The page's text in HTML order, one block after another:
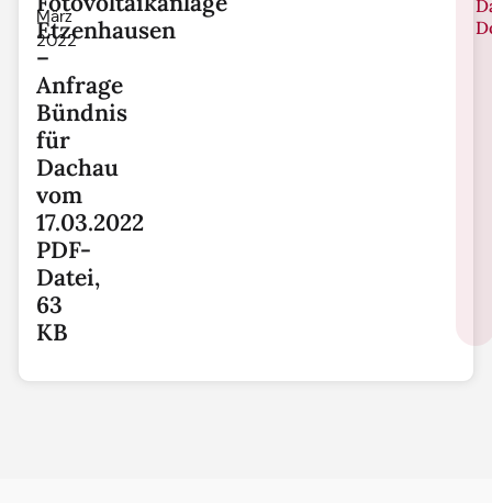
März
2022
Etzenhausen
–
Anfrage
Bündnis
für
Dachau
vom
17.03.2022
PDF-
Datei,
63
KB